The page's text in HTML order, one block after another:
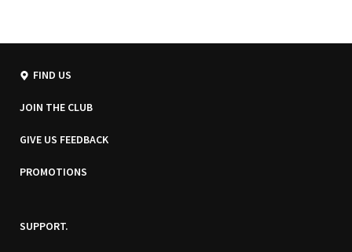
FIND US
JOIN THE CLUB
GIVE US FEEDBACK
PROMOTIONS
SUPPORT.